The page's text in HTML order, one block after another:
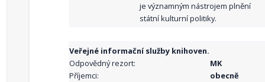
je významným nástrojem plnění
státní kulturní politiky.
Veřejné informační služby knihoven.
Odpovědný rezort:
MK
Příjemci:
obecně